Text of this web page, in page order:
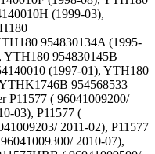
(1999-03),
954830134A (1995-
YTH180 954830145B
(1997-01), YTH180
954568533
P11577 ( 96041009200/
03), P11577 (
2011-02), P11577
2010-07),